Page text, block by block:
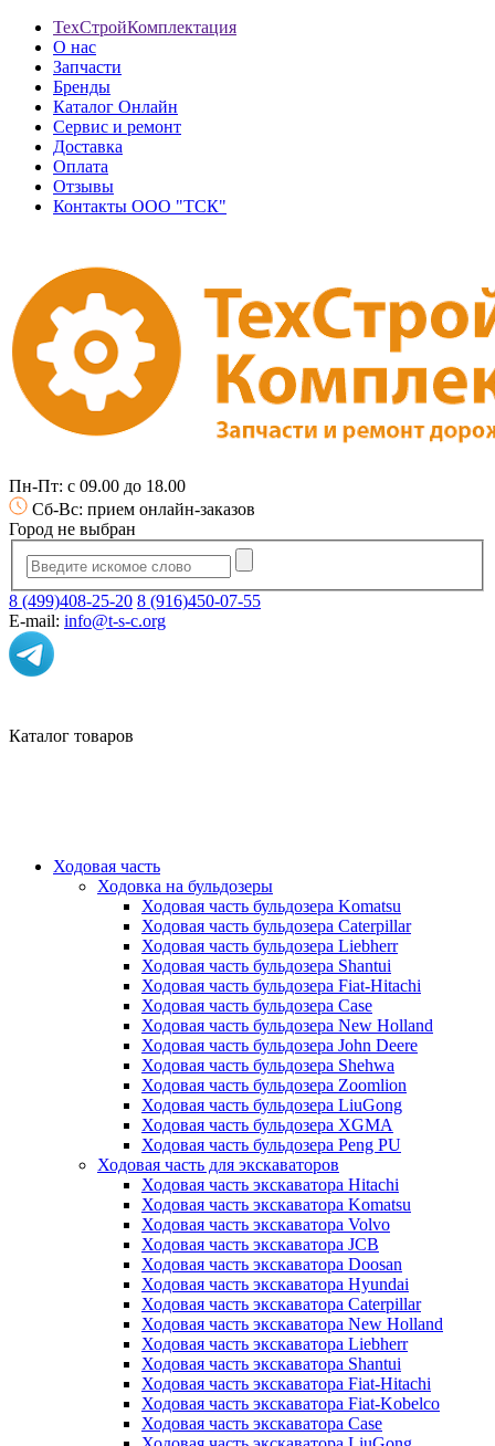
ТехСтройКомплектация
О нас
Запчасти
Бренды
Каталог Онлайн
Сервис и ремонт
Доставка
Оплата
Отзывы
Контакты ООО "ТСК"
Пн-Пт: с 09.00 до 18.00
Сб-Вс: прием онлайн-заказов
Город не выбран
8 (499)408-25-20 8 (916)450-07-55
E-mail: info@t-s-c.org
Каталог товаров
Ходовая часть
Ходовка на бульдозеры
Ходовая часть бульдозера Komatsu
Ходовая часть бульдозера Caterpillar
Ходовая часть бульдозера Liebherr
Ходовая часть бульдозера Shantui
Ходовая часть бульдозера Fiat-Hitachi
Ходовая часть бульдозера Case
Ходовая часть бульдозера New Holland
Ходовая часть бульдозера John Deere
Ходовая часть бульдозера Shehwa
Ходовая часть бульдозера Zoomlion
Ходовая часть бульдозера LiuGong
Ходовая часть бульдозера XGMA
Ходовая часть бульдозера Peng PU
Ходовая часть для экскаваторов
Ходовая часть экскаватора Hitachi
Ходовая часть экскаватора Komatsu
Ходовая часть экскаватора Volvo
Ходовая часть экскаватора JCB
Ходовая часть экскаватора Doosan
Ходовая часть экскаватора Hyundai
Ходовая часть экскаватора Caterpillar
Ходовая часть экскаватора New Holland
Ходовая часть экскаватора Liebherr
Ходовая часть экскаватора Shantui
Ходовая часть экскаватора Fiat-Hitachi
Ходовая часть экскаватора Fiat-Kobelco
Ходовая часть экскаватора Case